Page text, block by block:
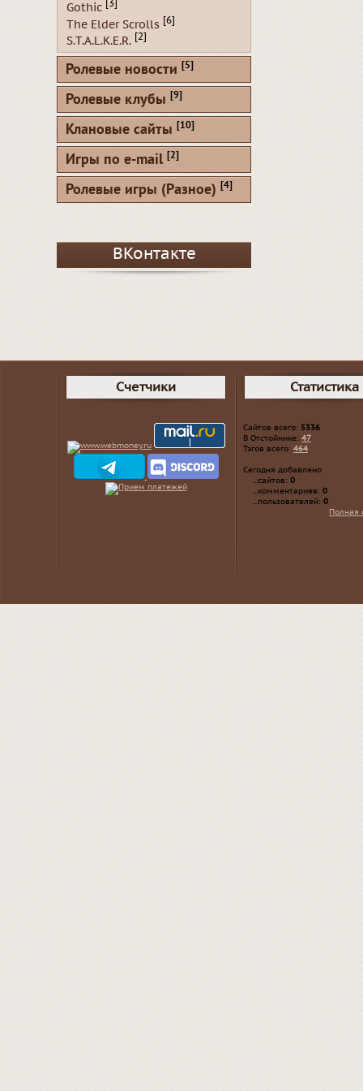
Gothic [3]
The Elder Scrolls [6]
S.T.A.L.K.E.R. [2]
Ролевые новости [5]
Ролевые клубы [9]
Клановые сайты [10]
Игры по e-mail [2]
Ролевые игры (Разное) [4]
ВКонтакте
Счетчики Статистика
Сайтов всего: 5336
В Отстойнике: 47
Тэгов всего: 464
Сегодня добавлено
...сайтов: 0
...комментариев: 0
...пользователей: 0
Полная